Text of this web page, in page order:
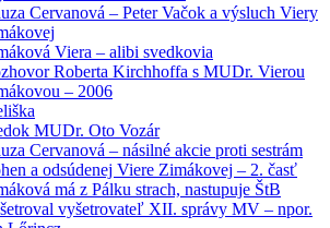
Cervanová – Peter Vačok a výsluch Viery
Viera – alibi svedkovia
Roberta Kirchhoffa s MUDr. Vierou
– 2006
MUDr. Oto Vozár
Cervanová – násilné akcie proti sestrám
a odsúdenej Viere Zimákovej – 2. časť
má z Pálku strach, nastupuje ŠtB
vyšetrovateľ XII. správy MV – npor.